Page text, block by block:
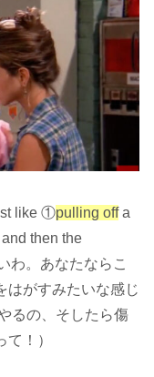
like ①pulling offa
then the
わ。あなたならこ
はがすみたいな感じ
るの、そしたら傷
！）